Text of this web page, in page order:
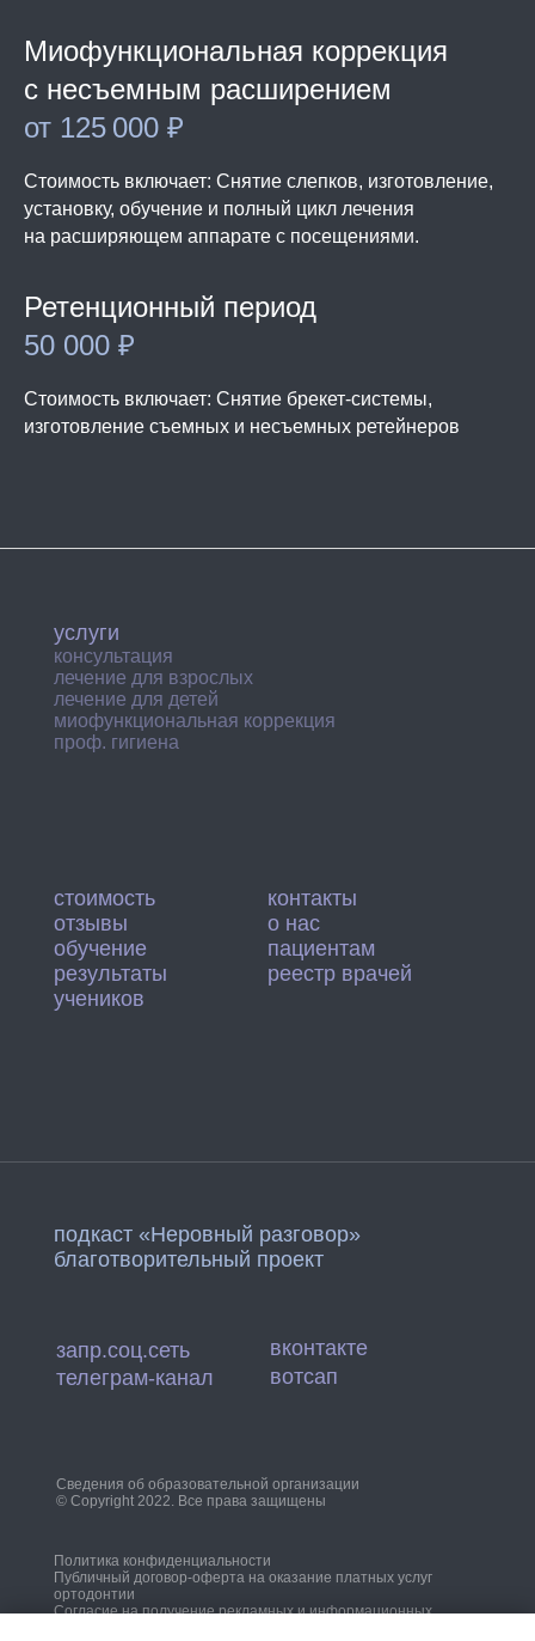
Миофункциональная коррекция
с несъемным расширением
от 125 000 ₽
Стоимость включает: Снятие слепков, изготовление,
установку, обучение и полный цикл лечения
на расширяющем аппарате с посещениями.
Ретенционный период
50 000 ₽
Стоимость включает: Снятие брекет-системы,
изготовление съемных и несъемных ретейнеров
услуги
консультация
лечение для взрослых
лечение для детей
миофункциональная коррекция
проф. гигиена
подкаст «Неровный разговор»
благотворительный проект
запр.соц.сеть
телеграм-канал
вконтакте
вотсап
стоимость
отзывы
обучение
результаты
учеников
контакты
о нас
пациентам
реестр врачей
Политика конфиденциальности
Публичный договор-оферта на оказание платных услуг
ортодонтии
Согласие на получение рекламных и информационных
Сведения об образовательной организации
© Copyright 2022. Все права защищены